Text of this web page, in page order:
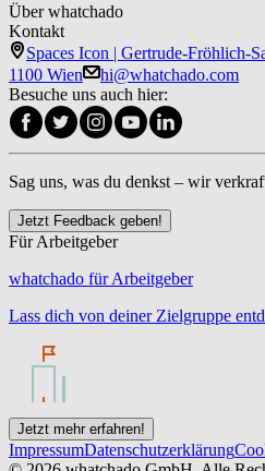
Über whatchado
Kontakt
Spaces Icon | Gertrude-Fröhlich-
1100 Wien
hi@whatchado.com
Besuche uns auch hier:
Sag uns, was du denkst – wir
Jetzt Feedback geben!
Für Arbeitgeber
whatchado für Arbeitgeber
Lass dich von deiner Zielgruppe
Jetzt mehr erfahren!
ImpressumDatenschutzerklärung